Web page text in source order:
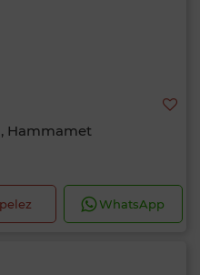
Hammamet
WhatsApp